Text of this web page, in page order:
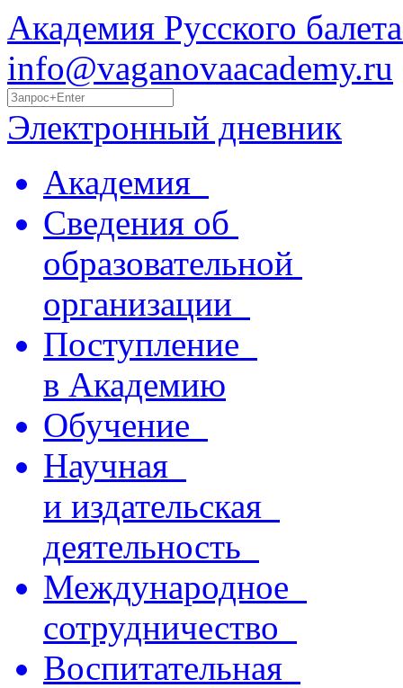
Академия Русского
info@vaganovaacademy.ru
Электронный дневник
Академия
Сведения об
образовательной
организации
Поступление
в Академию
Обучение
Научная
и издательская
деятельность
Международное
сотрудничество
Воспитательная